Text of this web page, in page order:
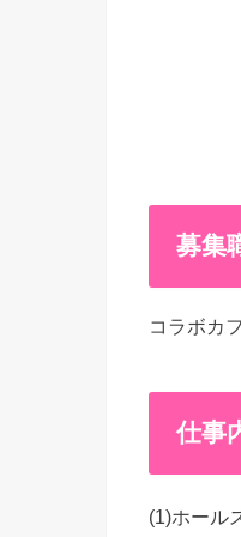
募集
コラボカ
仕事
(1)ホール